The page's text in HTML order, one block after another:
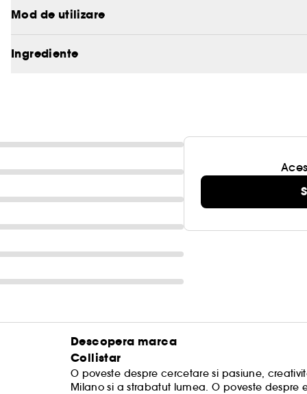
meristematice de Sequoia previn formarea de noi
Mod de utilizare
Ingrediente
Descopera marca
Collistar
O poveste despre cercetare si pasiune,
Milano si a strabatut lumea. O poveste despre